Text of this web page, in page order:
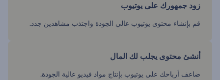
زود جمهورك على يوتيوب
قم بإنشاء محتوى يوتيوب عالي الجودة واجتذب مشاهدين جدد.
أنشئ محتوى يجلب لك المال
ضاعف أرباحك على يوتيوب بإنتاج مواد فيديو عالية الجودة.